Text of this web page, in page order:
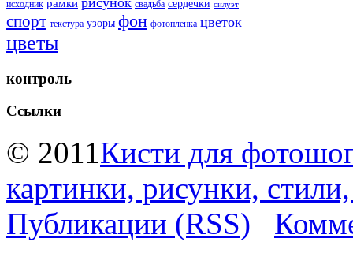
исходник рамки свадьба сердечки силуэт
спорт текстура узоры фон фотопленка цветок
цветы
контроль
Ссылки
© 2011 Кисти для
картинки, рисунки,
Публикации (RSS)